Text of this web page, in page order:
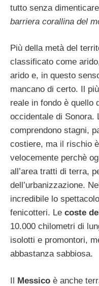
tutto senza
barriera corallina del
Più della metà del
classificato come
arido e, in questo
mancano di certo. Il
reale in fondo è quello
occidentale di Sonora.
comprendono stagni,
costiere, ma il rischio
velocemente perchè
all’area tratti di terra,
dell’urbanizzazione.
incredibile lo
fenicotteri. Le coste
10.000 chilometri di
isolotti e promontori,
abbastanza sabbiosa.
Il Messico è anche